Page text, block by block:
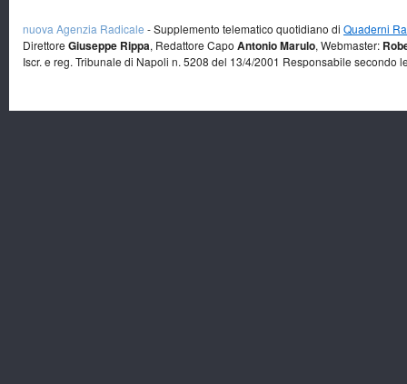
nuova Agenzia Radicale - Supplemento telematico quotidiano di Quaderni
Direttore Giuseppe Rippa, Redattore Capo Antonio Marulo, Webmaster:
Iscr. e reg. Tribunale di Napoli n. 5208 del 13/4/2001 Responsabile secondo